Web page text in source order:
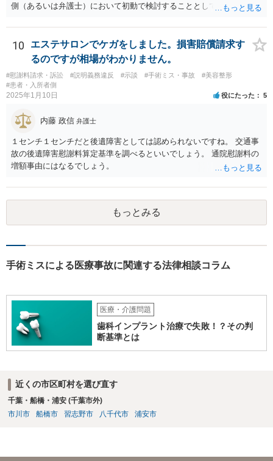
側（あるいは弁護士）において初動で検討することとしては、クリニ
医師意見聴取などが考えられるかと思います。それらを踏まえてクリ
ニック側の過失を肯定できそうであれば、クリニックに対して具体的
に損害賠償請求をしていくことになります。
10
エステサロンでケガをしました。損害賠償請求す
るのですが相場がわかりません。
#慰謝料請求・訴訟 #説明義務違反 #示談 #手術ミス・事故
#美容整形
#患者・入所者側
2025年1月10日 役にたった 5
内藤 政信 弁護士
１センチ１センチだと後遺障害としては認められないですね。 交通事
故の後遺障害慰謝料算定基準を調べるといいでしょう。 通院慰謝料の
増額事由にはなるでしょう。
もっとみる
手術ミスによる医療事故に関連する法律相談コラム
医療・介護問題
歯科インプラント治療で失敗！？その判
断基準とは
近くの市区町村を選び直す
千葉・船橋・浦安 (千葉市外)
市川市
船橋市 習志野市 八千代市 浦安市